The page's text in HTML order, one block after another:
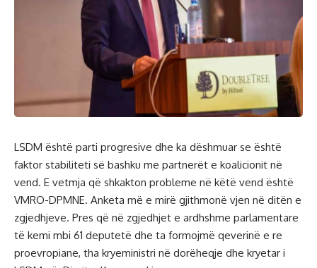
LSDM është parti progresive dhe ka dëshmuar se është
faktor stabiliteti së bashku me partnerët e koalicionit në
vend. E vetmja që shkakton probleme në këtë vend është
VMRO-DPMNE. Anketa më e mirë gjithmonë vjen në ditën e
zgjedhjeve. Pres që në zgjedhjet e ardhshme parlamentare
të kemi mbi 61 deputetë dhe ta formojmë qeverinë e re
proevropiane, tha kryeministri në dorëheqje dhe kryetar i